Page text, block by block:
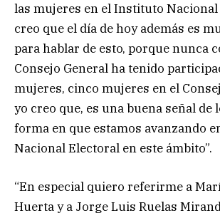
las mujeres en el Instituto Nacional
creo que el día de hoy además es
para hablar de esto, porque nunca
Consejo General ha tenido
mujeres, cinco mujeres en el
yo creo que, es una buena señal de
forma en que estamos avanzando
Nacional Electoral en este ámbito”.
“En especial quiero referirme a
Huerta y a Jorge Luis Ruelas